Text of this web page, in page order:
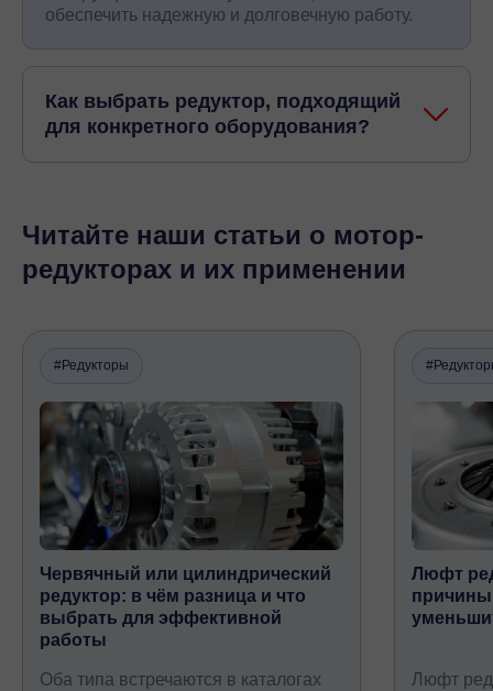
обеспечить надежную и долговечную работу.
Как выбрать редуктор, подходящий
для конкретного оборудования?
Читайте наши статьи о мотор-
редукторах и их применении
#Редукторы
Червячный или цилиндрический
редуктор: в чём разница и что
выбрать для эффективной
работы
Оба типа встречаются в каталогах
Люфт
Люфт